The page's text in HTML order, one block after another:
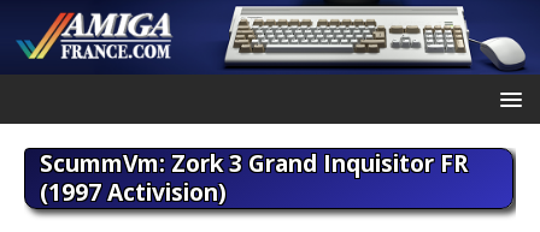
ScummVm: Zork 3 Grand Inquisitor FR
(1997 Activision)